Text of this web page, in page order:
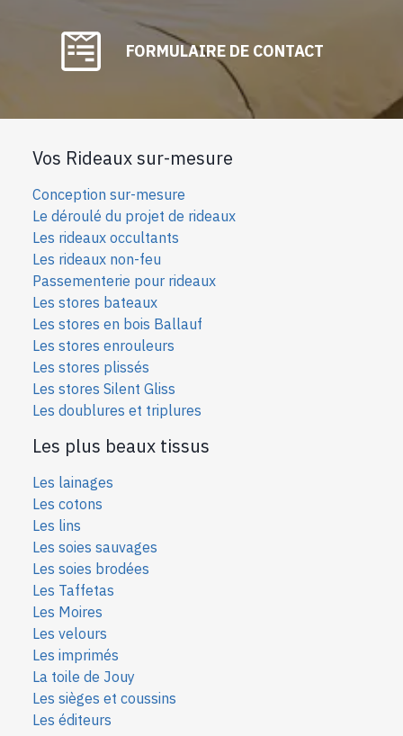
FORMULAIRE DE CONTACT
Vos Rideaux sur-mesure
Conception sur-mesure
Le déroulé du projet de rideaux
Les rideaux occultants
Les rideaux non-feu
Passementerie pour rideaux
Les stores bateaux
Les stores en bois Ballauf
Les stores enrouleurs
Les stores plissés
Les stores Silent Gliss
Les doublures et triplures
Les plus beaux tissus
Les lainages
Les cotons
Les lins
Les soies sauvages
Les soies brodées
Les Taffetas
Les Moires
Les velours
Les imprimés
La toile de Jouy
Les sièges et coussins
Les éditeurs